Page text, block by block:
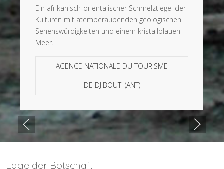
Ein afrikanisch-orientalischer Schmelztiegel der
Kulturen mit atemberaubenden geologischen
Sehenswürdigkeiten und einem kristallblauen
Meer.
AGENCE NATIONALE DU TOURISME
DE DJIBOUTI (ANT)
Lage der Botschaft